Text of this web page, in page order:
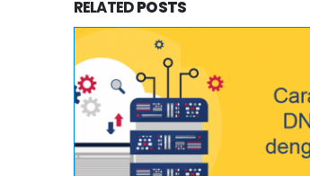
RELATEDPOSTS